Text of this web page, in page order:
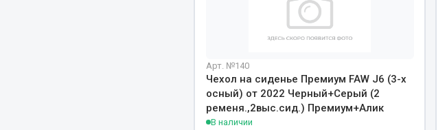
Весь раздел
Арт. №140
Чехол на сиденье Премиум FAW J6 (3-х
осный) от 2022 Черный+Серый (2
ременя.,2выс.сид.) Премиум+Алик
В наличии